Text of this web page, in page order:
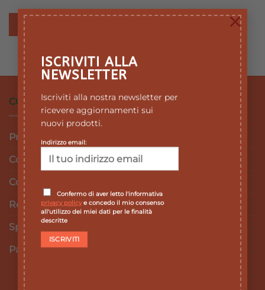
ISCRIVITI ALLA
NEWSLETTER
Iscriviti alla nostra newsletter per
ricevere aggiornamenti sui
nuovi prodotti.
Indirizzo email:
Confermo di aver letto l'informativa
privacy policye concedo il mio consenso
all'utilizzo dei miei dati per le finalità
descritte
×
REGISTRATI
CONDIZIONI DI VENDITA
Privacy Policy
Cookie Policy
Condizioni e termini di vendita
Resi e Rimborsi
Spedizioni
Pagamenti